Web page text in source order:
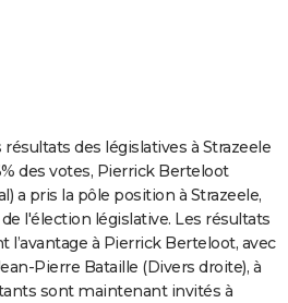
des législatives à Strazeele
des votes, Pierrick Berteloot
a pris la pôle position à Strazeele,
l'élection législative. Les résultats
à Pierrick Berteloot, avec
Pierre Bataille (Divers droite), à
sont maintenant invités à